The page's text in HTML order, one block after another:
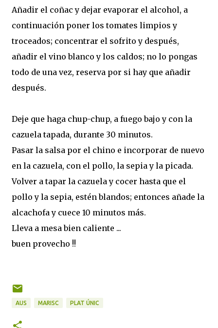
Añadir el coñac y dejar evaporar el alcohol, a
continuación poner los tomates limpios y
troceados; concentrar el sofrito y después,
añadir el vino blanco y los caldos; no lo pongas
todo de una vez, reserva por si hay que añadir
después.
Deje que haga chup-chup, a fuego bajo y con la
cazuela tapada, durante 30 minutos.
Pasar la salsa por el chino e incorporar de nuevo
en la cazuela, con el pollo, la sepia y la picada.
Volver a tapar la cazuela y cocer hasta que el
pollo y la sepia, estén blandos; entonces añade la
alcachofa y cuece 10 minutos más.
Lleva a mesa bien caliente ...
buen provecho !!
AUS MARISC PLAT ÚNIC